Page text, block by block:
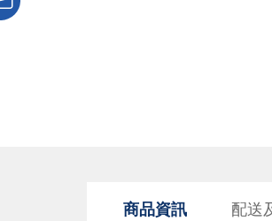
商品資訊 配送